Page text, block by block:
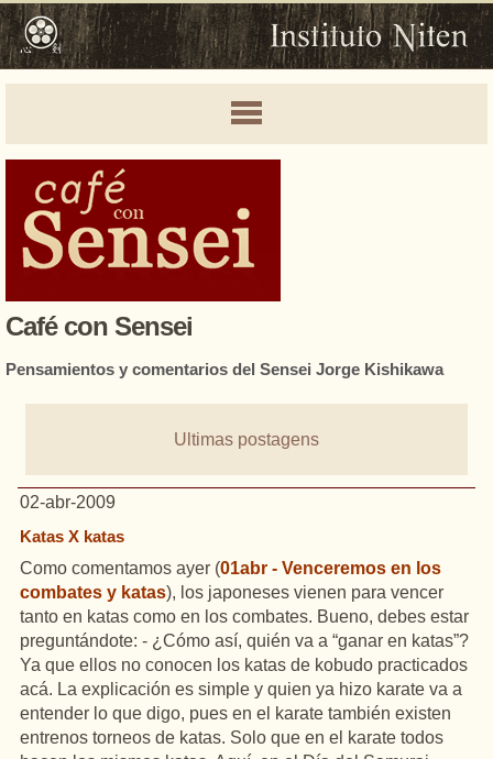
Café con Sensei
Pensamientos y comentarios del Sensei Jorge Kishikawa
Ultimas postagens
02-abr-2009
Katas X katas
Como comentamos ayer (01abr - Venceremos en los
combates y katas), los japoneses vienen para vencer
tanto en katas como en los combates. Bueno, debes estar
preguntándote: - ¿Cómo así, quién va a “ganar en katas”?
Ya que ellos no conocen los katas de kobudo practicados
acá. La explicación es simple y quien ya hizo karate va a
entender lo que digo, pues en el karate también existen
entrenos torneos de katas. Solo que en el karate todos